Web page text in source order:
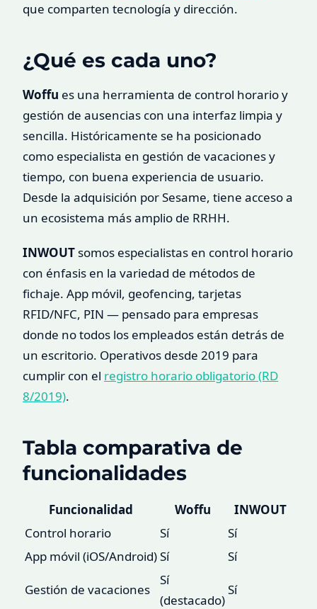
que comparten tecnología y dirección.
¿Qué es cada uno?
Woffu es una herramienta de control horario y
gestión de ausencias con una interfaz limpia y
sencilla. Históricamente se ha posicionado
como especialista en gestión de vacaciones y
tiempo, con buena experiencia de usuario.
Desde la adquisición por Sesame, tiene acceso a
un ecosistema más amplio de RRHH.
INWOUT somos especialistas en control horario
con énfasis en la variedad de métodos de
fichaje. App móvil, geofencing, tarjetas
RFID/NFC, PIN — pensado para empresas
donde no todos los empleados están detrás de
un escritorio. Operativos desde 2019 para
cumplir con el registro horario obligatorio (RD
8/2019).
Tabla comparativa de
funcionalidades
Funcionalidad Woffu
INWOUT
Control horario
Sí
Sí
App móvil (iOS/Android)Sí Sí
Gestión de vacaciones
Sí
(destacado)
Sí